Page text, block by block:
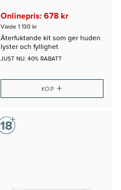
Onlinepris: 678 kr
Värde 1 130 kr
Återfuktande kit som ger huden
lyster och fyllighet
JUST NU: 40% RABATT
KÖP +